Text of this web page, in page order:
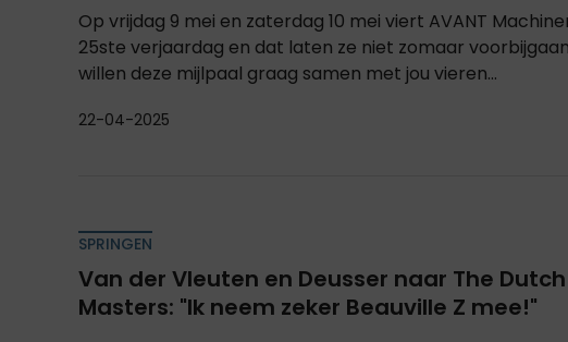
Op vrijdag 9 mei en zaterdag 10 mei viert AVANT
25ste verjaardag en dat laten ze niet zomaar
willen deze mijlpaal graag samen met jou vieren...
22-04-2025
SPRINGEN
Van der Vleuten en Deusser naar The Dutch
Masters: "Ik neem zeker Beauville Z mee!"